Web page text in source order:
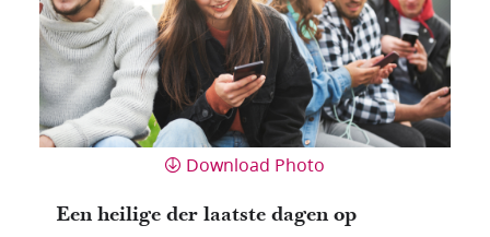
Download Photo
Een heilige der laatste dagen op